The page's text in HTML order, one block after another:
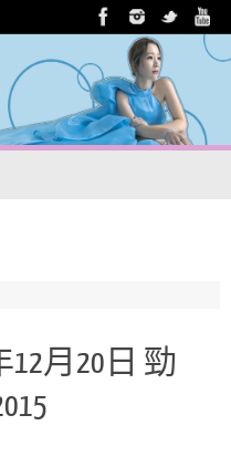
月20日 勁